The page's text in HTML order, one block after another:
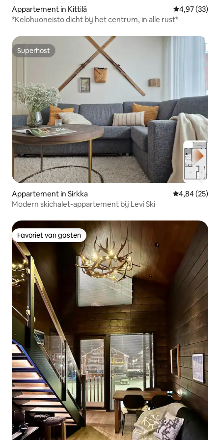
Appartement in Kittilä Gemiddelde
4,97 (33)
*Kelohuoneisto dicht bij het centrum, in alle rust*
Superhost
Superhost
Appartement in Sirkka Gemiddelde
4,84 (25)
Modern skichalet-appartement bij Levi Ski
Favoriet van gasten
Favoriet van gasten